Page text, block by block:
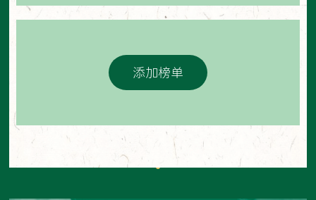
添加榜单